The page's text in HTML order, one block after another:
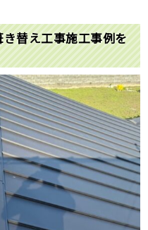
替え工事施工事例を